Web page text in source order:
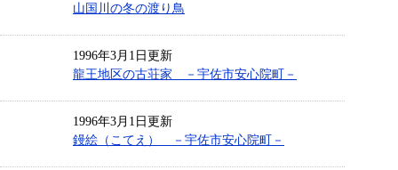
山国川の冬の渡り鳥
1996年3月1日更新
龍王地区の古荘家 －宇佐市安心院町－
1996年3月1日更新
鏝絵（こてえ） －宇佐市安心院町－